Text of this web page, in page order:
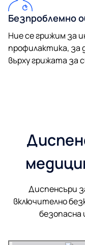
Безпроблемно
Ние се грижим за
профилактика, за
върху грижата за
Диспенсъри
включително
безопасна